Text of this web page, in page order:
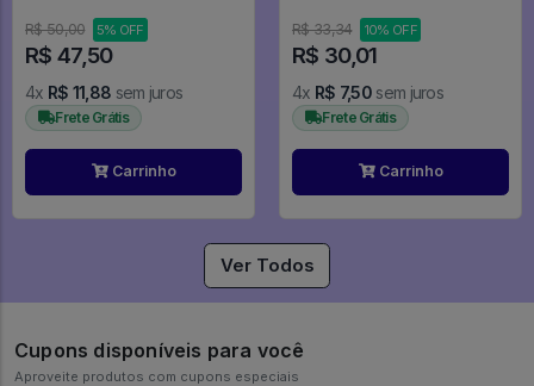
R$ 50,00
5% OFF
R$ 47,50
4x R$ 11,88 sem juros
Frete Grátis
Carrinho
R$ 33,34 10% OFF
R$ 30,01
4x R$ 7,50 sem juros
Frete Grátis
Carrinho
Ver Todos
Cupons disponíveis para você
Aproveite produtos com cupons especiais